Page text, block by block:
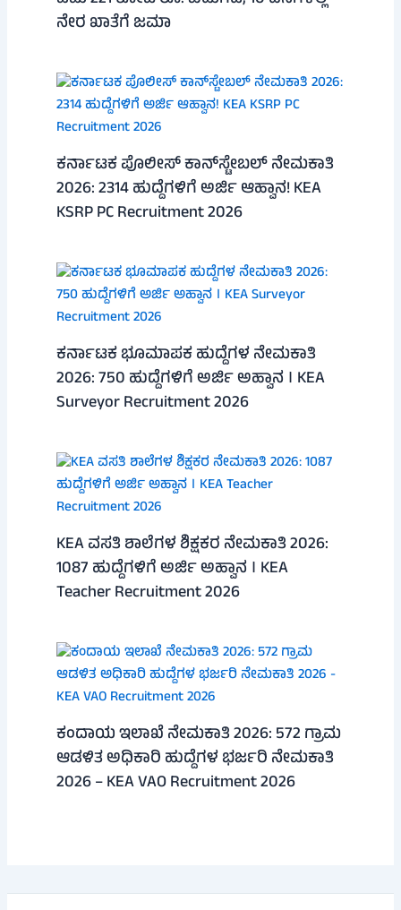
ನೇರ ಖಾತೆಗೆ ಜಮಾ
ಕರ್ನಾಟಕ ಪೊಲೀಸ್ ಕಾನ್‌ಸ್ಟೇಬಲ್ ನೇಮಕಾತಿ
2026: 2314 ಹುದ್ದೆಗಳಿಗೆ ಅರ್ಜಿ ಆಹ್ವಾನ! KEA
KSRP PC Recruitment 2026
ಕರ್ನಾಟಕ ಭೂಮಾಪಕ ಹುದ್ದೆಗಳ ನೇಮಕಾತಿ
2026: 750 ಹುದ್ದೆಗಳಿಗೆ ಅರ್ಜಿ ಅಹ್ವಾನ । KEA
Surveyor Recruitment 2026
KEA ವಸತಿ ಶಾಲೆಗಳ ಶಿಕ್ಷಕರ ನೇಮಕಾತಿ 2026:
1087 ಹುದ್ದೆಗಳಿಗೆ ಅರ್ಜಿ ಅಹ್ವಾನ । KEA
Teacher Recruitment 2026
ಕಂದಾಯ ಇಲಾಖೆ ನೇಮಕಾತಿ 2026: 572 ಗ್ರಾಮ
ಆಡಳಿತ ಅಧಿಕಾರಿ ಹುದ್ದೆಗಳ ಭರ್ಜರಿ ನೇಮಕಾತಿ
2026 – KEA VAO Recruitment 2026